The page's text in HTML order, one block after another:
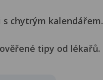
chytrým kalendářem.
tipy od lékařů.